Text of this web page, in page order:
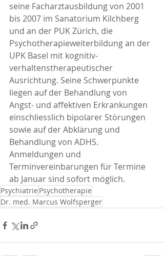
seine Facharztausbildung von 2001
bis 2007 im Sanatorium Kilchberg
und an der PUK Zürich, die
Psychotherapieweiterbildung an der
UPK Basel mit kognitiv-
verhaltenstherapeutischer
Ausrichtung. Seine Schwerpunkte
liegen auf der Behandlung von
Angst- und affektiven Erkrankungen
einschliesslich bipolarer Störungen
sowie auf der Abklärung und
Behandlung von ADHS.
Anmeldungen und
Terminvereinbarungen für Termine
ab Januar sind sofort möglich.
Psychiatrie Psychotherapie
Dr. med. Marcus Wolfsperger